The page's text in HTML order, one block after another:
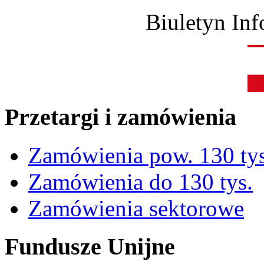
Biuletyn
Przetargi i zamówienia
Zamówienia pow. 130
Zamówienia do 130 tys.
Zamówienia sektorowe
Fundusze Unijne